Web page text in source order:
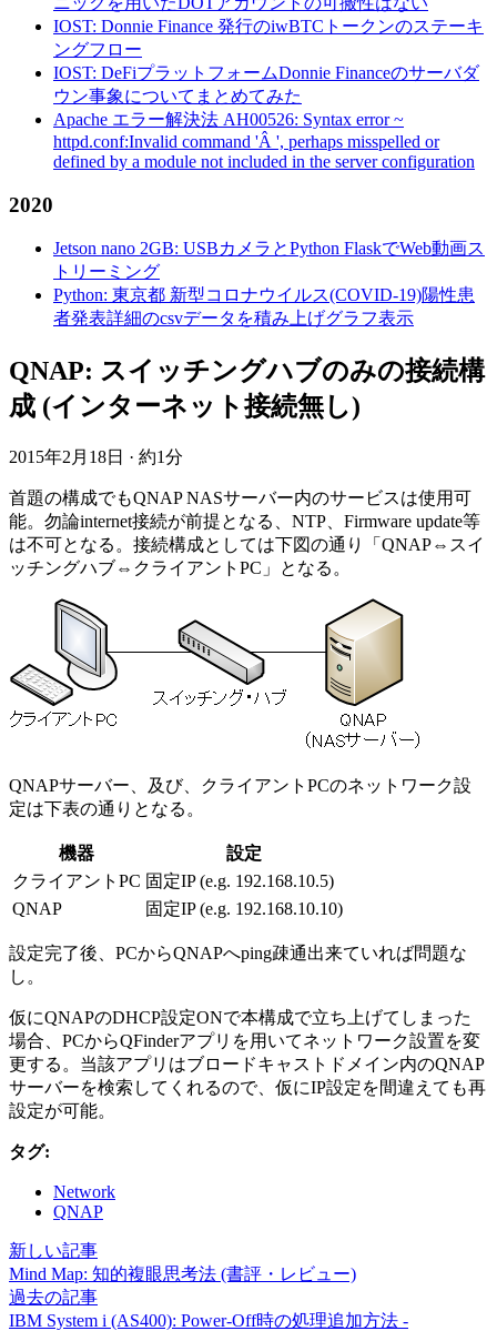
IOST: Donnie Finance 発行のiwBTCトークンのステーキ
ングフロー
IOST: DeFiプラットフォームDonnie Financeのサーバダ
ウン事象についてまとめてみた
Apache エラー解決法 AH00526: Syntax error ~
httpd.conf:Invalid command 'Â ', perhaps misspelled or
defined by a module not included in the server configuration
2020
Jetson nano 2GB: USBカメラとPython FlaskでWeb動画ス
トリーミング
Python: 東京都 新型コロナウイルス(COVID-19)陽性患
者発表詳細のcsvデータを積み上げグラフ表示
QNAP: スイッチングハブのみの接続構
成 (インターネット接続無し)
2015年2月18日 · 約1分
首題の構成でもQNAP NASサーバー内のサービスは使用可
能。勿論internet接続が前提となる、NTP、Firmware update等
は不可となる。接続構成としては下図の通り「QNAP⇔スイ
ッチングハブ⇔クライアントPC」となる。
QNAPサーバー、及び、クライアントPCのネットワーク設
定は下表の通りとなる。
機器
設定
クライアントPC 固定IP (e.g. 192.168.10.5)
QNAP
固定IP (e.g. 192.168.10.10)
設定完了後、PCからQNAPへping疎通出来ていれば問題な
し。
仮にQNAPのDHCP設定ONで本構成で立ち上げてしまった
場合、PCからQFinderアプリを用いてネットワーク設置を変
更する。当該アプリはブロードキャストドメイン内のQNAP
サーバーを検索してくれるので、仮にIP設定を間違えても再
設定が可能。
タグ:
Network
QNAP
新しい記事
Mind Map: 知的複眼思考法 (書評・レビュー)
過去の記事
IBM System i (AS400): Power-Off時の処理追加方法 -